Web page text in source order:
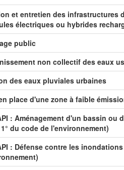
et entretien des infrastructures
électriques ou hybrides
public
non collectif des eaux
des eaux pluviales urbaines
place d'une zone à faible
: Aménagement d'un bassin
du code de l'environnement)
: Défense contre les